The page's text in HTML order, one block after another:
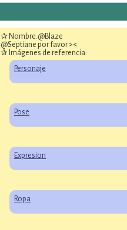
✰ Nombre:@Blaze
@Septiane por favor ><
✰ Imágenes de referencia:
Personaje
Pose
Expresion
Ropa